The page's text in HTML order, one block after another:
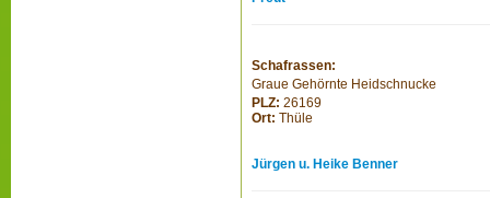
Schafrassen:
Graue Gehörnte Heidschnucke
PLZ: 26169
Ort: Thüle
Jürgen u. Heike Benner